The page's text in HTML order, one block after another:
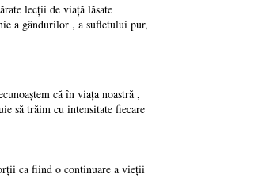
lecții de viață lăsate
a gândurilor , a sufletului pur,
că în viața noastră ,
să trăim cu intensitate fiecare
ca fiind o continuare a vieții